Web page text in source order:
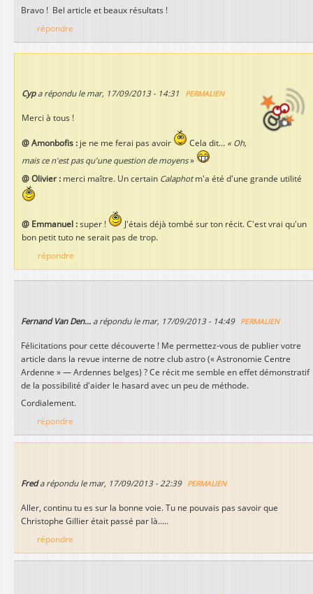
Bravo ! Bel article et beaux résultats !
répondre
Cypa répondu le mar, 17/09/2013 - 14:31 PERMALIEN
Merci à tous !
@ Amonbofis : je ne me ferai pas avoir Cela dit... « Oh,
mais ce n'est pas qu'une question de moyens»
@ Olivier : merci maître. Un certain Calaphotm'a été d'une grande utilité
@ Emmanuel : super !
J'étais déjà tombé sur ton récit. C'est vrai qu'un
bon petit tuto ne serait pas de trop.
répondre
Fernand Van Den... a répondu le mar, 17/09/2013 - 14:49 PERMALIEN
Félicitations pour cette découverte ! Me permettez-vous de publier votre
article dans la revue interne de notre club astro (« Astronomie Centre
Ardenne » — Ardennes belges) ? Ce récit me semble en effet démonstratif
de la possibilité d'aider le hasard avec un peu de méthode.
Cordialement.
répondre
Freda répondu le mar, 17/09/2013 - 22:39 PERMALIEN
Aller, continu tu es sur la bonne voie. Tu ne pouvais pas savoir que
Christophe Gillier était passé par là.....
répondre